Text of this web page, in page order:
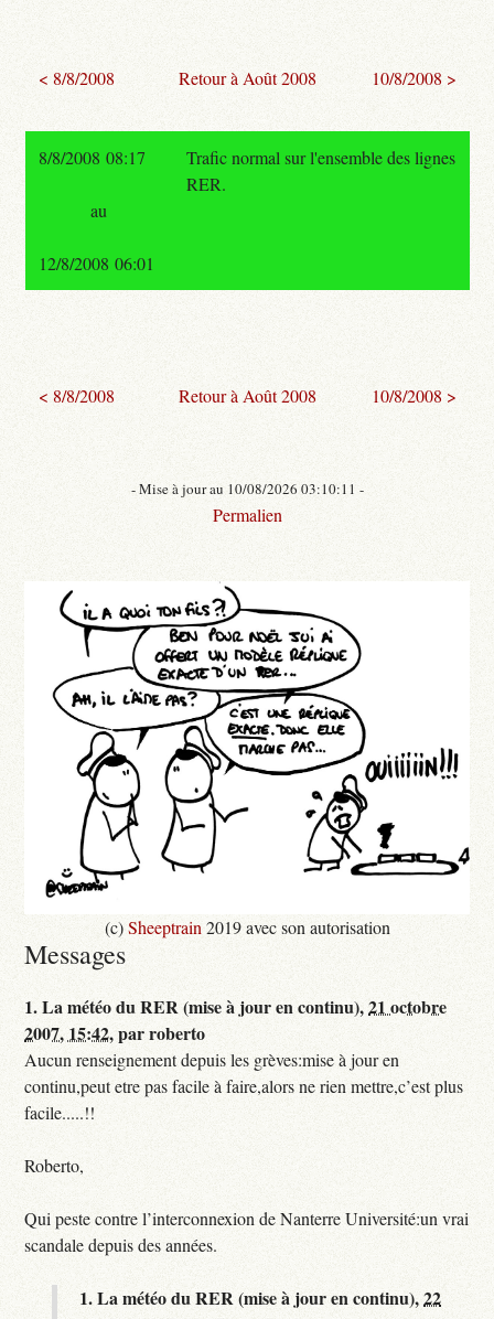
< 8/8/2008 Retour à Août 2008 10/8/2008 >
8/8/2008 08:17
Trafic normal sur l'ensemble des lignes
RER.
au
12/8/2008 06:01
< 8/8/2008 Retour à Août 2008 10/8/2008 >
- Mise à jour au 10/08/2026 03:10:11 -
Permalien
(c)Sheeptrain 2019 avec son autorisation
Messages
1.La météo du RER (mise à jour en continu),21 octobre
2007, 15:42,parroberto
Aucun renseignement depuis les grèves:mise à jour en
continu,peut etre pas facile à faire,alors ne rien mettre,c’est plus
facile.....!!
Roberto,
Qui peste contre l’interconnexion de Nanterre Université:un vrai
scandale depuis des années.
1.La météo du RER (mise à jour en continu),22